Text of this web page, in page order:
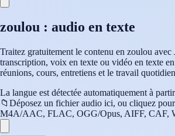
zoulou : audio en texte
Traitez gratuitement le contenu en zoulou
transcription, voix en texte ou vidéo en texte
réunions, cours, entretiens et le travail
La langue est détectée automatiquement à
📁 Déposez un fichier audio ici, ou cliquez
M4A/AAC, FLAC, OGG/Opus, AIFF, CAF,